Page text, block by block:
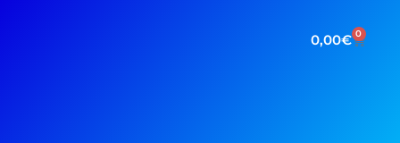
0,00€ 0